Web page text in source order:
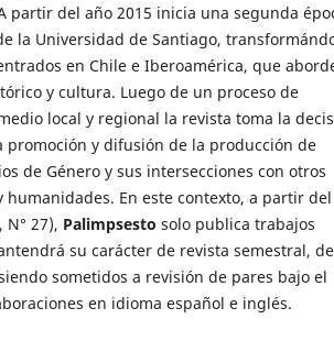
partir del año 2015 inicia una segunda
la Universidad de Santiago,
en Chile e Iberoamérica, que
y cultura. Luego de un proceso de
local y regional la revista toma la
promoción y difusión de la producción de
de Género y sus intersecciones con otros
humanidades. En este contexto, a partir del
27), Palimpsesto solo publica trabajos
su carácter de revista semestral, de
sometidos a revisión de pares bajo el
en idioma español e inglés.